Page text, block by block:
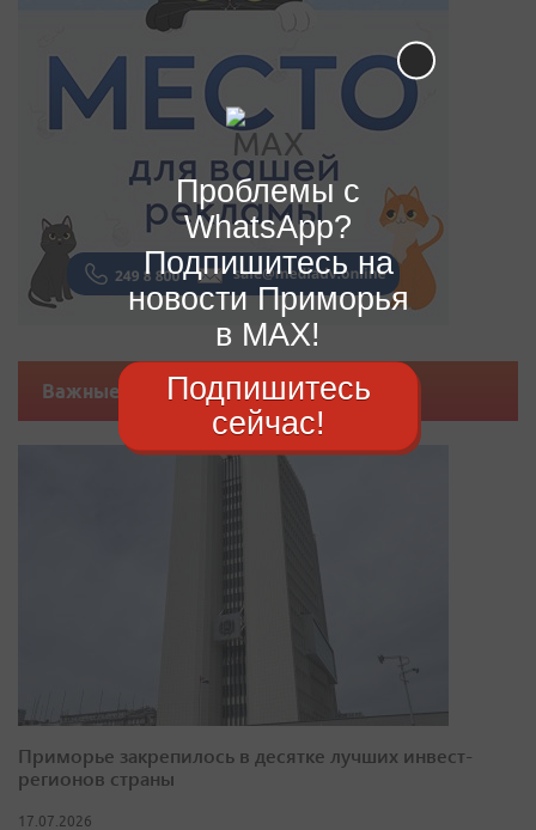
Важные новости
Приморье закрепилось в десятке лучших инвест-
регионов страны
17.07.2026
Проблемы с
WhatsApp?
Подпишитесь на
новости Приморья
в MAX!
Подпишитесь
сейчас!